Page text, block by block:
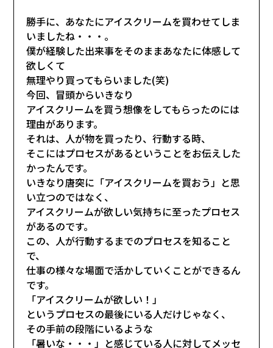
勝手に、あなたにアイスクリームを買わせてしま
いましたね・・・。
僕が経験した出来事をそのままあなたに体感して
欲しくて
無理やり買ってもらいました(笑)
今回、冒頭からいきなり
アイスクリームを買う想像をしてもらったのには
理由があります。
それは、人が物を買ったり、行動する時、
そこにはプロセスがあるということをお伝えした
かったんです。
いきなり唐突に「アイスクリームを買おう」と思
い立つのではなく、
アイスクリームが欲しい気持ちに至ったプロセス
があるのです。
この、人が行動するまでのプロセスを知ること
で、
仕事の様々な場面で活かしていくことができるん
です。
「アイスクリームが欲しい！」
というプロセスの最後にいる人だけじゃなく、
その手前の段階にいるような
「暑いな・・・」と感じている人に対してメッセ